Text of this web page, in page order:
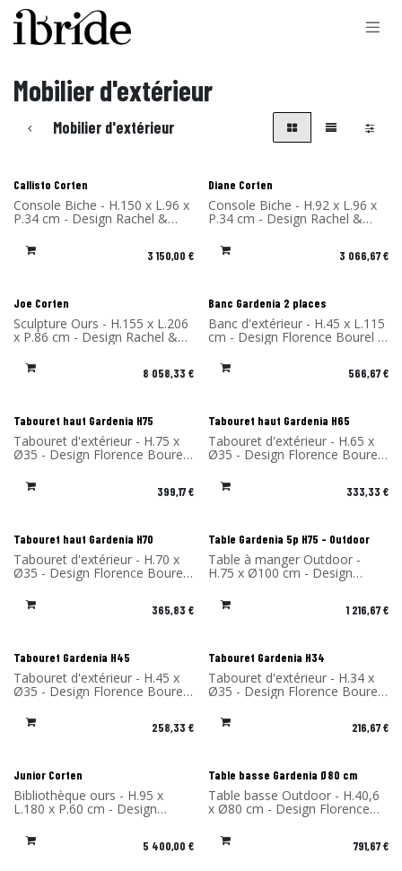
Se rendre au contenu
Mobilier d'extérieur
Mobilier d'extérieur
Callisto Corten
Console Biche - H.150 x L.96 x
P.34 cm - Design Rachel &
Benoît Convers - Matériau:
Acier Corten - Fabriqué en
France 3 150,00 €
Diane Corten
Console Biche - H.92 x L.96 x
P.34 cm - Design Rachel &
Benoît Convers - Matériau:
Acier Corten - Fabriqué en
France 3 066,67€
Joe Corten
Sculpture Ours - H.155 x L.206
x P.86 cm - Design Rachel &
Benoît Convers - Matériau:
Acier Corten - Fabriqué en
France 8 058,33 €
Nouveau !
Banc Gardenia 2 places
Banc d'extérieur - H.45 x L.115
cm - Design Florence Bourel -
Matériau: Stratifié compact -
Fabriqué en France
566,67€
Nouveau !
Tabouret haut Gardenia H75
Tabouret d'extérieur - H.75 x
Ø35 - Design Florence Bourel
- Matériau: Stratifié compact -
Fabriqué en France
399,17€
Nouveau !
Tabouret haut Gardenia H65
Tabouret d'extérieur - H.65 x
Ø35 - Design Florence Bourel
- Matériau: Stratifié compact -
Fabriqué en France
333,33 €
Nouveau !
Tabouret haut Gardenia H70
Tabouret d'extérieur - H.70 x
Ø35 - Design Florence Bourel
- Matériau: Stratifié compact -
Fabriqué en France
365,83 €
Table Gardenia 5p H75 - Outdoor
Table à manger Outdoor -
H.75 x Ø100 cm - Design
Florence Bourel - Matériau:
Stratifié compact - Fabriqué en
France 1 216,67€
Tabouret Gardenia H45
Tabouret d'extérieur - H.45 x
Ø35 - Design Florence Bourel
- Matériau: Stratifié compact -
Fabriqué en France
258,33 €
Tabouret Gardenia H34
Tabouret d'extérieur - H.34 x
Ø35 - Design Florence Bourel
- Matériau: Stratifié compact -
Fabriqué en France
216,67€
Junior Corten
Bibliothèque ours - H.95 x
L.180 x P.60 cm - Design
Rachel & Benoît Convers -
Matériau: Acier Corten -
Fabriqué en France 5 400,00 €
Table basse Gardenia Ø80 cm
Table basse Outdoor - H.40,6
x Ø80 cm - Design Florence
Bourel - Matériau: Stratifié
massif - Fabriqué en France
791,67€